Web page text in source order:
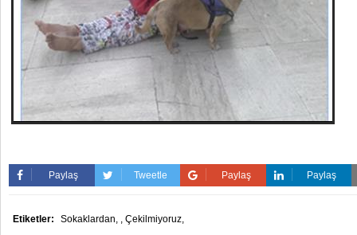
Paylaş Tweetle Paylaş Paylaş
Etiketler: Sokaklardan, , Çekilmiyoruz,